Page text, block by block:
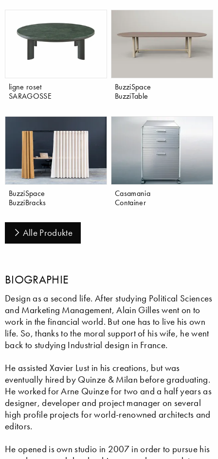
ligne roset
SARAGOSSE
BuzziSpace
BuzziTable
BuzziSpace
BuzziBracks
Casamania
Container
Alle Produkte
BIOGRAPHIE
Design as a second life. After studying Political Sciences
and Marketing Management, Alain Gilles went on to
work in the financial world. But one has to live his own
life. So, thanks to the moral support of his wife, he went
back to studying Industrial design in France.
He assisted Xavier Lust in his creations, but was
eventually hired by Quinze & Milan before graduating.
He worked for Arne Quinze for two and a half years as
designer, developer and project manager on several
high profile projects for world-renowned architects and
editors.
He opened is own studio in 2007 in order to pursue his